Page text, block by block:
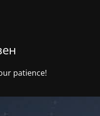
patience!